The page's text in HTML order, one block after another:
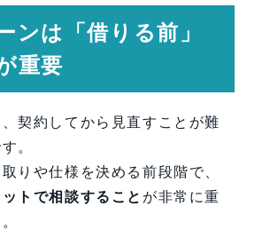
ンは「借りる前」
重要
契約してから見直すことが難
。
りや仕様を決める前段階で、
トで相談すること が非常に重